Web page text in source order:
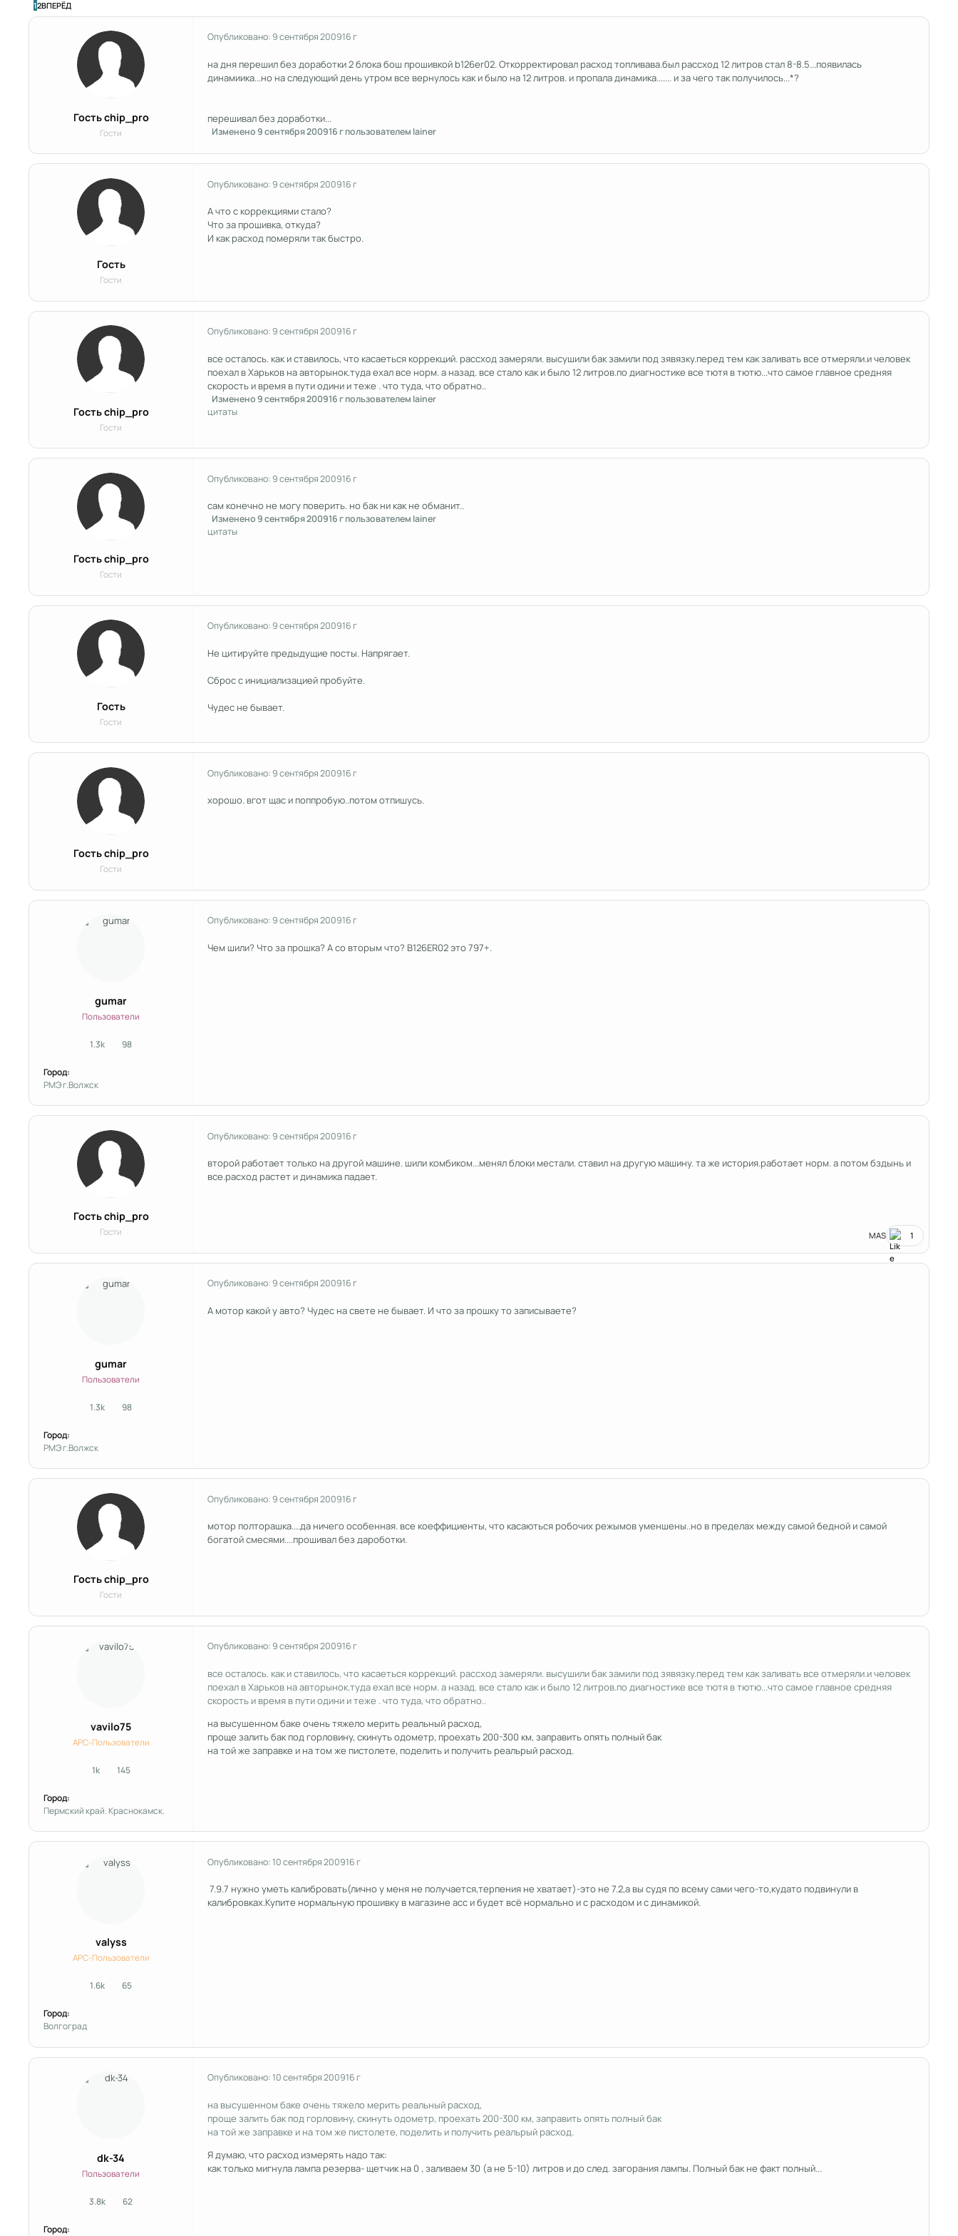
12ВПЕРЁДПОСЛЕДНЯЯ СТРАНИЦА
Гость chip_pro
Гости
Опубликовано:9 сентября 200916 г
на дня перешил без доработки 2 блока бош прошивкой b126er02. Откорректировал расход топливава.был рассход 12 литров стал 8-8.5...появилась
динамиика...но на следующий день утром все вернулось как и было на 12 литров. и пропала динамика....... и за чего так получилось...*?
перешивал без доработки...
Изменено9 сентября 200916 гпользователем lainer
Гость
Гости
Опубликовано:9 сентября 200916 г
А что с коррекциями стало?
Что за прошивка, откуда?
И как расход померяли так быстро.
Гость chip_pro
Гости
Опубликовано:9 сентября 200916 г
все осталось. как и ставилось, что касаеться коррекций. рассход замеряли. высушили бак замили под зявязку.перед тем как заливать все отмеряли.и человек
поехал в Харьков на авторынок.туда ехал все норм. а назад. все стало как и было 12 литров.по диагностике все тютя в тютю...что самое главное средняя
скорость и время в пути одини и теже . что туда, что обратно..
Изменено9 сентября 200916 гпользователем lainer
цитаты
Гость chip_pro
Гости
Опубликовано:9 сентября 200916 г
сам конечно не могу поверить. но бак ни как не обманит..
Изменено9 сентября 200916 гпользователем lainer
цитаты
Гость
Гости
Опубликовано:9 сентября 200916 г
Не цитируйте предыдущие посты. Напрягает.
Сброс с инициализацией пробуйте.
Чудес не бывает.
Гость chip_pro
Гости
Опубликовано:9 сентября 200916 г
хорошо. вгот щас и поппробую..потом отпишусь.
gumar
Пользователи
1.3kсообщения
98Репутация
Город:
РМЭ г.Волжск
Опубликовано:9 сентября 200916 г
Чем шили? Что за прошка? А со вторым что? B126ER02 это 797+.
Гость chip_pro
Гости
Опубликовано:9 сентября 200916 г
второй работает только на другой машине. шили комбиком...менял блоки местали. ставил на другую машину. та же история.работает норм. а потом бздынь и
все.расход растет и динамика падает.
MAS 1
gumar
Пользователи
1.3kсообщения
98Репутация
Город:
РМЭ г.Волжск
Опубликовано:9 сентября 200916 г
А мотор какой у авто? Чудес на свете не бывает. И что за прошку то записываете?
Гость chip_pro
Гости
Опубликовано:9 сентября 200916 г
мотор полторашка....да ничего особенная. все коеффициенты, что касаються робочих режымов уменшены..но в пределах между самой бедной и самой
богатой смесями....прошивал без дароботки.
vavilo75
APC-Пользователи
1kсообщения
145Репутация
Город:
Пермский край. Краснокамск.
Опубликовано:9 сентября 200916 г
все осталось. как и ставилось, что касаеться коррекций. рассход замеряли. высушили бак замили под зявязку.перед тем как заливать все отмеряли.и человек
поехал в Харьков на авторынок.туда ехал все норм. а назад. все стало как и было 12 литров.по диагностике все тютя в тютю...что самое главное средняя
скорость и время в пути одини и теже . что туда, что обратно..
на высушенном баке очень тяжело мерить реальный расход,
проще залить бак под горловину, скинуть одометр, проехать 200-300 км, заправить опять полный бак
на той же заправке и на том же пистолете, поделить и получить реальрый расход.
valyss
APC-Пользователи
1.6kсообщения
65Репутация
Город:
Волгоград
Опубликовано:10 сентября 200916 г
7.9.7 нужно уметь калибровать(лично у меня не получается,терпения не хватает)-это не 7.2,а вы судя по всему сами чего-то,кудато подвинули в
калибровках.Купите нормальную прошивку в магазине асс и будет всё нормально и с расходом и с динамикой.
dk-34
Пользователи
3.8kсообщения
62Репутация
Город:
Опубликовано:10 сентября 200916 г
на высушенном баке очень тяжело мерить реальный расход,
проще залить бак под горловину, скинуть одометр, проехать 200-300 км, заправить опять полный бак
на той же заправке и на том же пистолете, поделить и получить реальрый расход.
Я думаю, что расход измерять надо так:
как только мигнула лампа резерва- щетчик на 0 , заливаем 30 (а не 5-10) литров и до след. загорания лампы. Полный бак не факт полный...